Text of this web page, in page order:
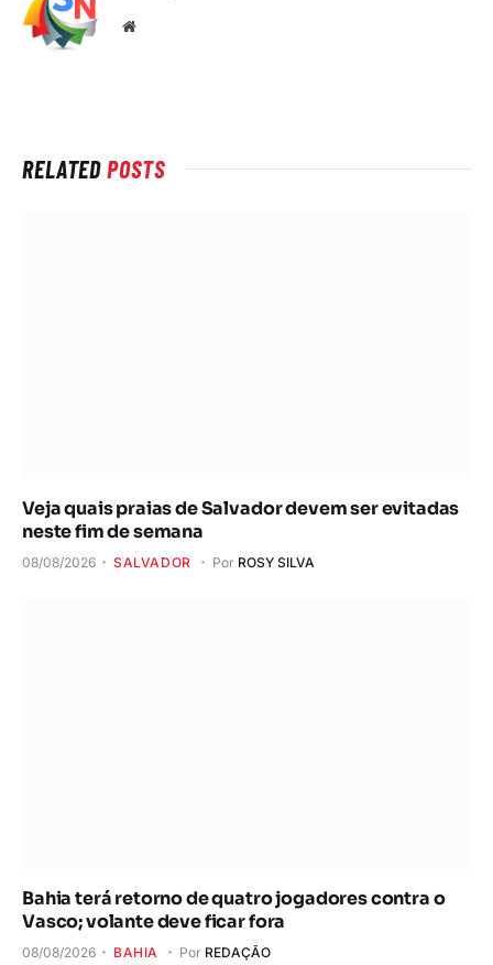
Local
RELATEDPOSTS
Veja quais praias de Salvador devem ser evitadas
neste fim de semana
08/08/2026 SALVADOR Por ROSY SILVA
Bahia terá retorno de quatro jogadores contra o
Vasco; volante deve ficar fora
08/08/2026 BAHIA Por REDAÇÃO